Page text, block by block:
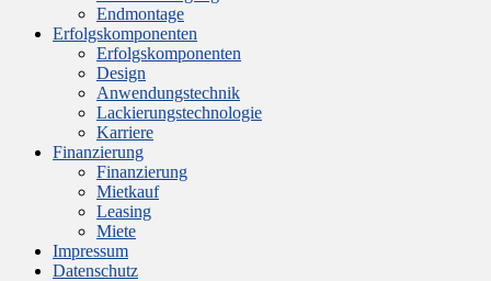
Endmontage
Erfolgskomponenten
Erfolgskomponenten
Design
Anwendungstechnik
Lackierungstechnologie
Karriere
Finanzierung
Finanzierung
Mietkauf
Leasing
Miete
Impressum
Datenschutz